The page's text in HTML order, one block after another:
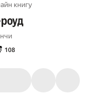
книгу
108